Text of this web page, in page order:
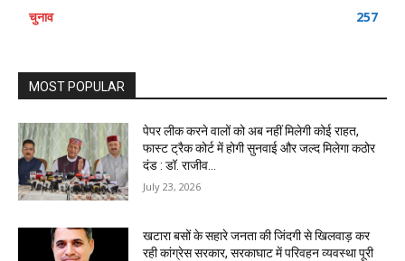
चुनाव
257
MOST POPULAR
पेपर लीक करने वालों को अब नहीं मिलेगी कोई राहत,
फास्ट ट्रैक कोर्ट में होगी सुनवाई और जल्द मिलेगा कठोर
दंड : डॉ. राजीव...
July 23, 2026
खटारा बसों के सहारे जनता की जिंदगी से खिलवाड़ कर
रही कांग्रेस सरकार, सरकाघाट में परिवहन व्यवस्था पूरी